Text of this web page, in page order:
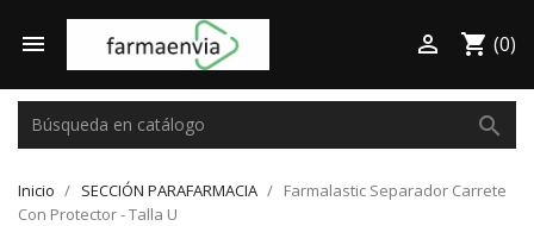
 shopping_cart (0)

search
Inicio SECCIÓN PARAFARMACIA
Farmalastic Separador Carrete
Con Protector - Talla U